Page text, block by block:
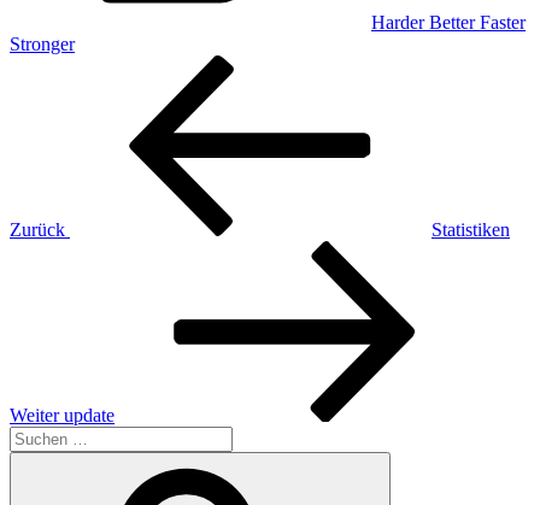
Harder Better Faster
Stronger
Beitragsnavigation
Zurück
Statistiken
Weiter update
Suchen
nach: